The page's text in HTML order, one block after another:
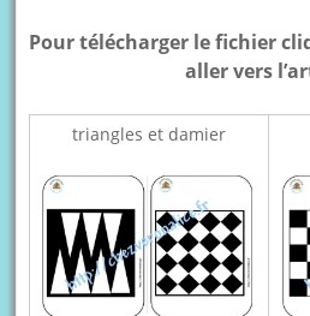
Pour télécharger le fichier
aller vers
triangles et damier